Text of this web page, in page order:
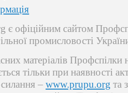
є офіційним сайтом
промисловості
матеріалів Профспілки
тільки при наявності
– www.prupu.org та